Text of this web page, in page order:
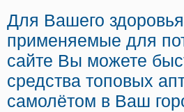
Для Вашего
применяемые для
сайте Вы можете
средства топовых
самолётом в Ваш